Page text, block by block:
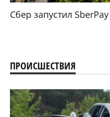
Сбер запустил
ПРОИСШЕСТВИЯ